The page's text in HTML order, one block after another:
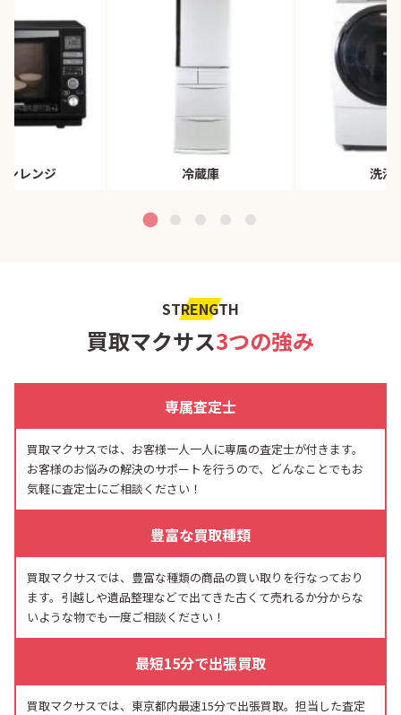
ンレンジ 冷蔵庫 洗濯
STRENGTH
買取マクサス3つの強み
専属査定士
買取マクサスでは、お客様一人一人に専属の査定士が付きます。
お客様のお悩みの解決のサポートを行うので、どんなことでもお
気軽に査定士にご相談ください！
豊富な買取種類
買取マクサスでは、豊富な種類の商品の買い取りを行なっており
ます。引越しや遺品整理などで出てきた古くて売れるか分からな
いような物でも一度ご相談ください！
最短15分で出張買取
買取マクサスでは、東京都内最速15分で出張買取。担当した査定